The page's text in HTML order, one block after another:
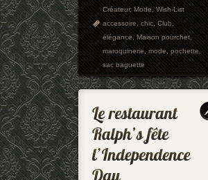
Créateur,Mode,Wish-List
accessoire,chic,Club,
élégance,Maison pourchet,
maroquinerie,mode,pochette,
sac baguette